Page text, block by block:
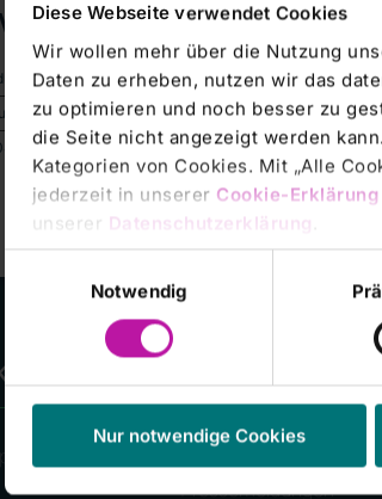
Diese Webseite verwendet Cookies
Wir wollen mehr über die Nutzung
Daten zu erheben, nutzen wir das
zu optimieren und noch besser zu
die Seite nicht angezeigt werden
Kategorien von Cookies. Mit „Alle
jederzeit in unserer Cookie-Erklärung
unserer Datenschutzerklärung
Notwendig
Nur notwendige Cookies
AG: Übernahme des St.
die DGAP.Für den Inhalt der Mitteilung ist der
a.d. Saale:- Übernahme des St. Elisabeth-
Index: MDAXNotiert: Amtlicher Markt in
Bad
Häufig
Seiten
Pressemeldungen